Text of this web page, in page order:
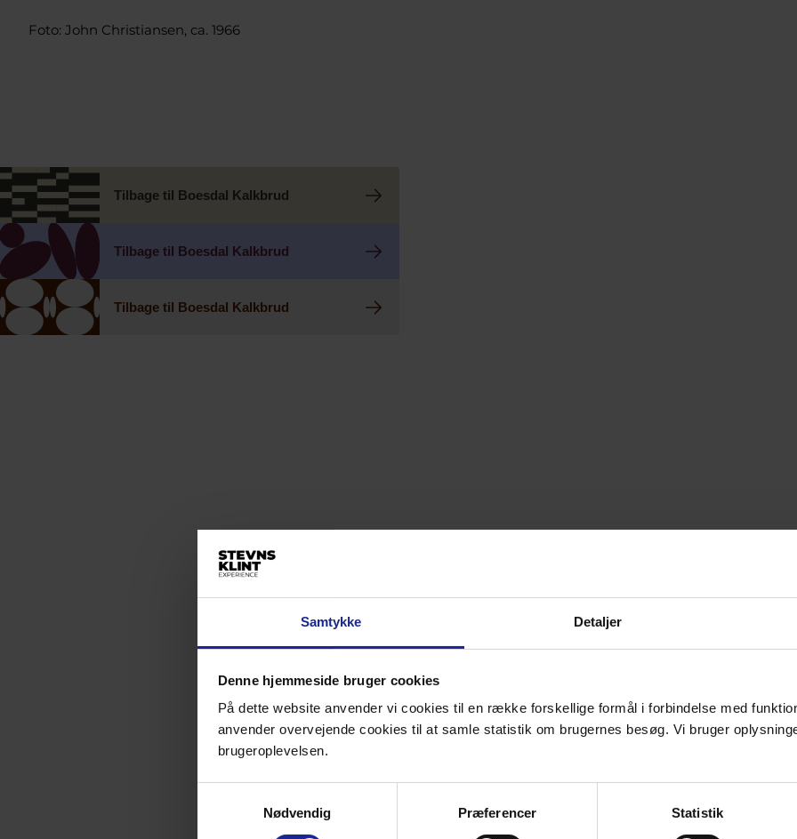
Samtykke Detaljer
Denne hjemmeside bruger cookies
På dette website anvender vi cookies til en række forskellige formål i forbindelse med
anvender overvejende cookies til at samle statistik om brugernes besøg. Vi bruger
brugeroplevelsen.
Nødvendig
Præferencer Statistik
Foto: John Christiansen, ca. 1966
Tilbage til Boesdal Kalkbrud
Tilbage til Boesdal Kalkbrud
Tilbage til Boesdal Kalkbrud